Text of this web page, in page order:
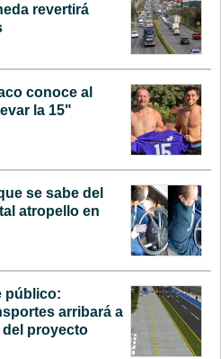
revertirá
conoce al
la 15"
se sabe del
atropello en
público:
arribará a
proyecto